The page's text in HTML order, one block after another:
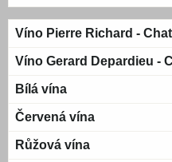
Víno Pierre Richard -
Víno Gerard Depardieu -
Bílá vína
Červená vína
Růžová vína